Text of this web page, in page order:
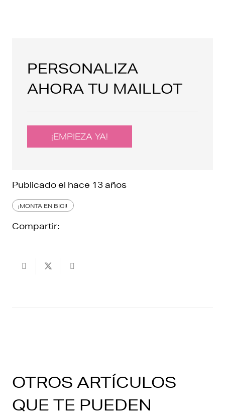
PERSONALIZA
AHORA TU MAILLOT
¡EMPIEZA YA!
Publicado el hace 13 años
¡MONTA EN BICI!
Compartir:
OTROS ARTÍCULOS
QUE TE PUEDEN